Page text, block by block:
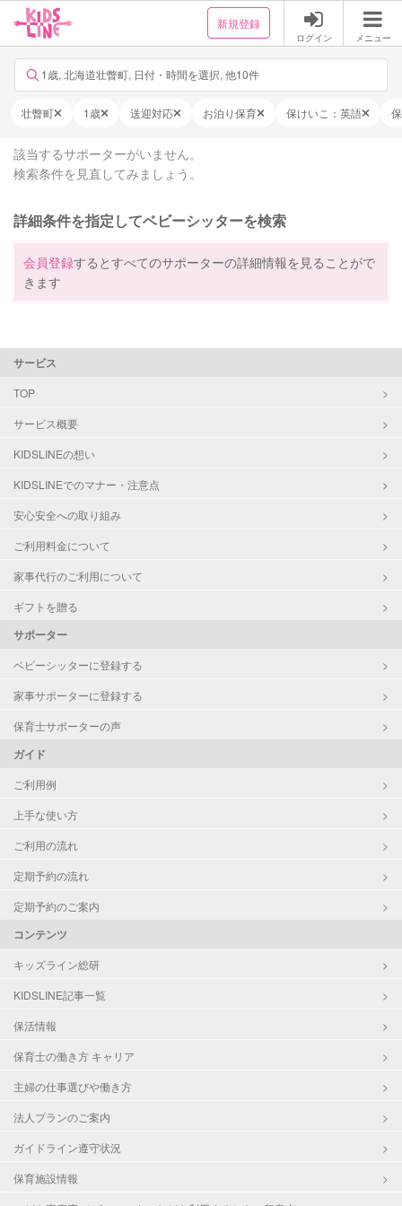
新規登録
ログイン メニュー
1歳, 北海道壮瞥町, 日付・時間を選択, 他10件
壮瞥町 1歳 送迎対応 お泊り保育 保けいこ：英語
該当するサポーターがいません。
検索条件を見直してみましょう。
詳細条件を指定してベビーシッターを検索
会員登録するとすべてのサポーターの詳細情報を見ることがで
きます
サービス
TOP
サービス概要
KIDSLINEの想い
KIDSLINEでのマナー・注意点
安心安全への取り組み
ご利用料金について
家事代行のご利用について
ギフトを贈る
サポーター
ベビーシッターに登録する
家事サポーターに登録する
保育士サポーターの声
ガイド
ご利用例
上手な使い方
ご利用の流れ
定期予約の流れ
定期予約のご案内
コンテンツ
キッズライン総研
KIDSLINE記事一覧
保活情報
保育士の働き方 キャリア
主婦の仕事選びや働き方
法人プランのご案内
ガイドライン遵守状況
保育施設情報